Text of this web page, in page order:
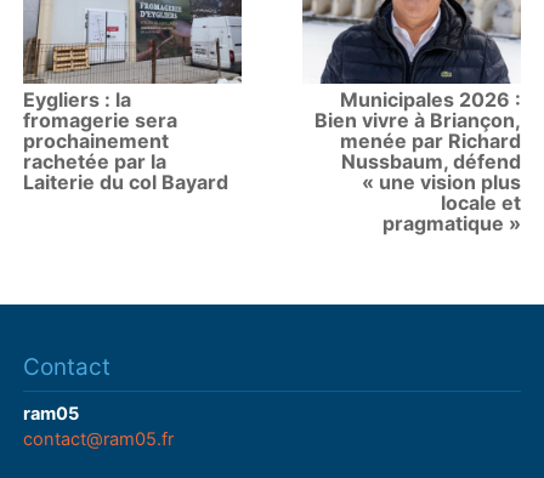
​Eygliers : la
fromagerie sera
prochainement
rachetée par la
Laiterie du col Bayard
Municipales 2026 :
Bien vivre à Briançon,
menée par Richard
Nussbaum, défend
« une vision plus
locale et
pragmatique »
Contact
ram05
contact@ram05.fr